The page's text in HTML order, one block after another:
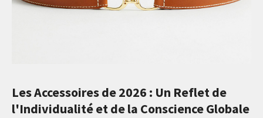
Les Accessoires de 2026 : Un Reflet de
l'Individualité et de la Conscience Globale